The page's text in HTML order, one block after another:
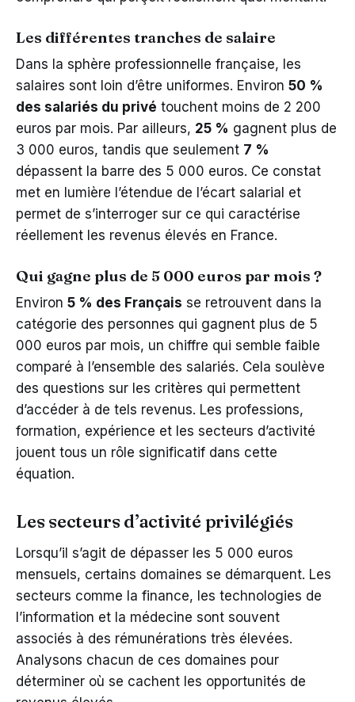
Les différentes tranches de salaire
Dans la sphère professionnelle française, les
salaires sont loin d’être uniformes. Environ 50 %
des salariés du privé touchent moins de 2 200
euros par mois. Par ailleurs, 25 % gagnent plus de
3 000 euros, tandis que seulement 7 %
dépassent la barre des 5 000 euros. Ce constat
met en lumière l’étendue de l’écart salarial et
permet de s’interroger sur ce qui caractérise
réellement les revenus élevés en France.
Qui gagne plus de 5 000 euros par mois ?
Environ 5 % des Français se retrouvent dans la
catégorie des personnes qui gagnent plus de 5
000 euros par mois, un chiffre qui semble faible
comparé à l’ensemble des salariés. Cela soulève
des questions sur les critères qui permettent
d’accéder à de tels revenus. Les professions,
formation, expérience et les secteurs d’activité
jouent tous un rôle significatif dans cette
équation.
Les secteurs d’activité privilégiés
Lorsqu’il s’agit de dépasser les 5 000 euros
mensuels, certains domaines se démarquent. Les
secteurs comme la finance, les technologies de
l’information et la médecine sont souvent
associés à des rémunérations très élevées.
Analysons chacun de ces domaines pour
déterminer où se cachent les opportunités de